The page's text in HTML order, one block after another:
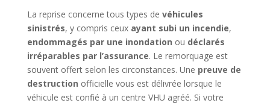
La reprise concerne tous types de véhicules
sinistrés, y compris ceux ayant subi un incendie,
endommagés par une inondation ou déclarés
irréparables par l’assurance. Le remorquage est
souvent offert selon les circonstances. Une preuve de
destruction officielle vous est délivrée lorsque le
véhicule est confié à un centre VHU agréé. Si votre